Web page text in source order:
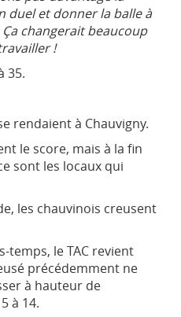
duel et donner la balle à
changerait beaucoup
!
35.
rendaient à Chauvigny.
le score, mais à la fin
sont les locaux qui
les chauvinois creusent
temps, le TAC revient
précédemment ne
à hauteur de
à 14.